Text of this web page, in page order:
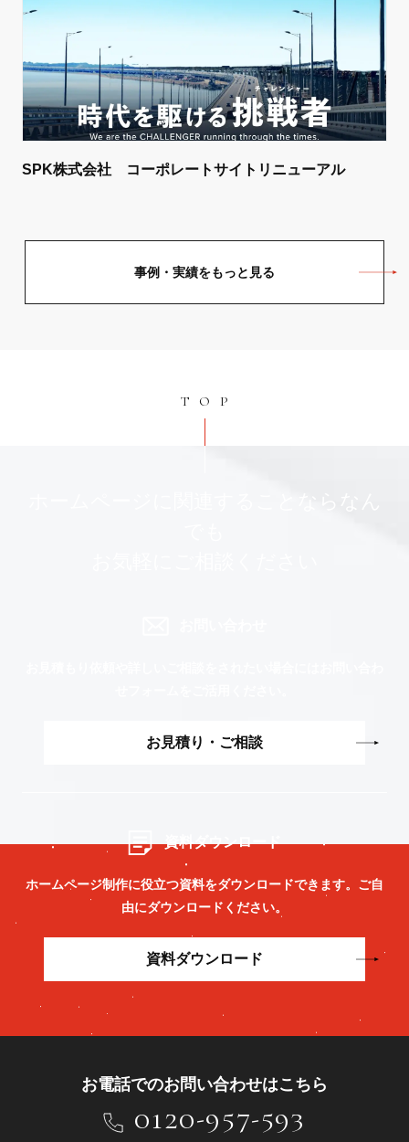
SPK株式会社 コーポレートサイトリニューアル
事例・実績をもっと見る
TOP
お見積り・ご相談
資料ダウンロード
ホームページ制作に役立つ資料をダウンロードできます。 ご自
由にダウンロードください。
資料ダウンロード
お電話でのお問い合わせはこちら
0120-957-593